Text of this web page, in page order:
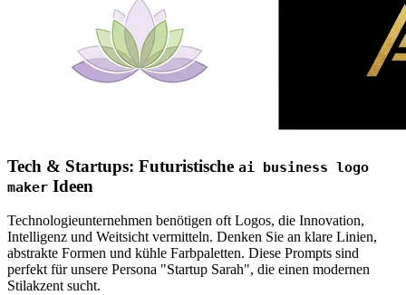
Tech & Startups: Futuristische ai business logo
maker Ideen
Technologieunternehmen benötigen oft Logos, die Innovation,
Intelligenz und Weitsicht vermitteln. Denken Sie an klare Linien,
abstrakte Formen und kühle Farbpaletten. Diese Prompts sind
perfekt für unsere Persona "Startup Sarah", die einen modernen
Stilakzent sucht.